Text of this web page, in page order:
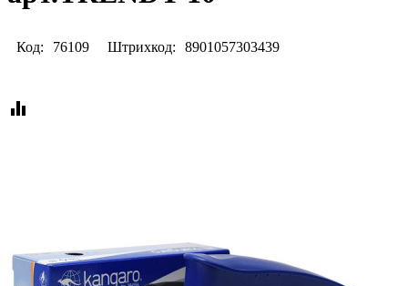
Код: 76109 Штрихкод: 8901057303439
equalizer